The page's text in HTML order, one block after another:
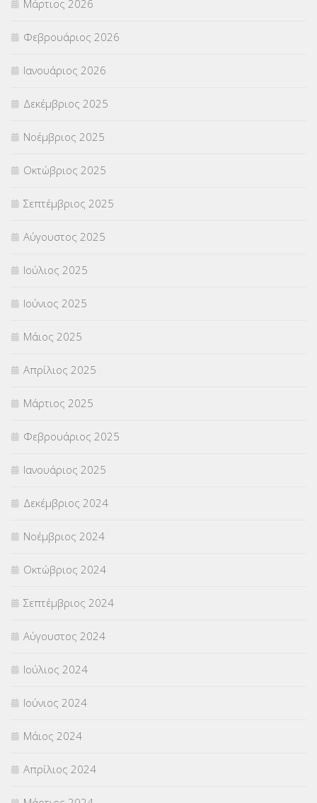
ΣΤΕΛΕΧΗ (360)
ΣΥΜΒΟΥΛΕΥΤΙΚΟΣ ΣΤΑΘΜΟΣ ΝΕΩΝ
ΣΥΝΤΑΞΕΙΣ(12)
ΣΧΟΛΙΚΟΙ ΣΥΜΒΟΥΛΟΙ
ΥΠΕΡΑΡΙΘΜΟΙ(1)
ΥΠΟΤΡΟΦΙΕΣ(28)
ΦΥΣΙΚΗ ΑΓΩΓΗ(692)
Χωρίς κατηγορία
Μάρτιος 2026
Φεβρουάριος 2026
Ιανουάριος 2026
Δεκέμβριος 2025
Νοέμβριος 2025
Οκτώβριος 2025
Σεπτέμβριος 2025
Αύγουστος 2025
Ιούλιος 2025
Ιούνιος 2025
Μάιος 2025
Απρίλιος 2025
Μάρτιος 2025
Φεβρουάριος 2025
Ιανουάριος 2025
Δεκέμβριος 2024
Νοέμβριος 2024
Οκτώβριος 2024
Σεπτέμβριος 2024
Αύγουστος 2024
Ιούλιος 2024
Ιούνιος 2024
Μάιος 2024
Απρίλιος 2024